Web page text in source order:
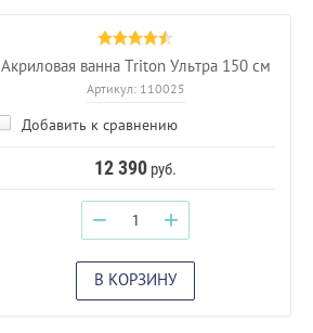
Акриловая ванна Triton Ультра 150 см
Артикул:110025
Добавить к сравнению
12 390 руб.
− +
В КОРЗИНУ